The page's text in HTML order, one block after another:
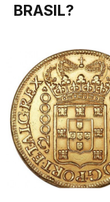
BRASIL?